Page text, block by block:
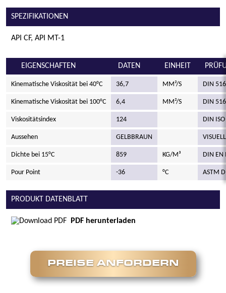
SPEZIFIKATIONEN
API CF, API MT-1
EIGENSCHAFTEN DATEN EINHEIT
Kinematische Viskosität bei 40°C 36,7 MM²/S DIN
Kinematische Viskosität bei 100°C 6,4 MM²/S DIN
Viskositätsindex 124 DIN
Aussehen GELBBRAUN VISUELL
Dichte bei 15°C 859 KG/M³ DIN EN
Pour Point -36 °C ASTM
PRODUKT DATENBLATT
PDF herunterladen
PREISE ANFORDERN